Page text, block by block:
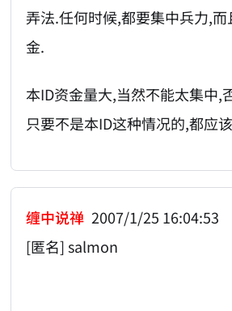
弄法.任何时候,都要集中兵力,
金.
本ID资金量大,当然不能太集中,
只要不是本ID这种情况的,都应
缠中说禅 2007/1/25 16:04:53
[匿名] salmon